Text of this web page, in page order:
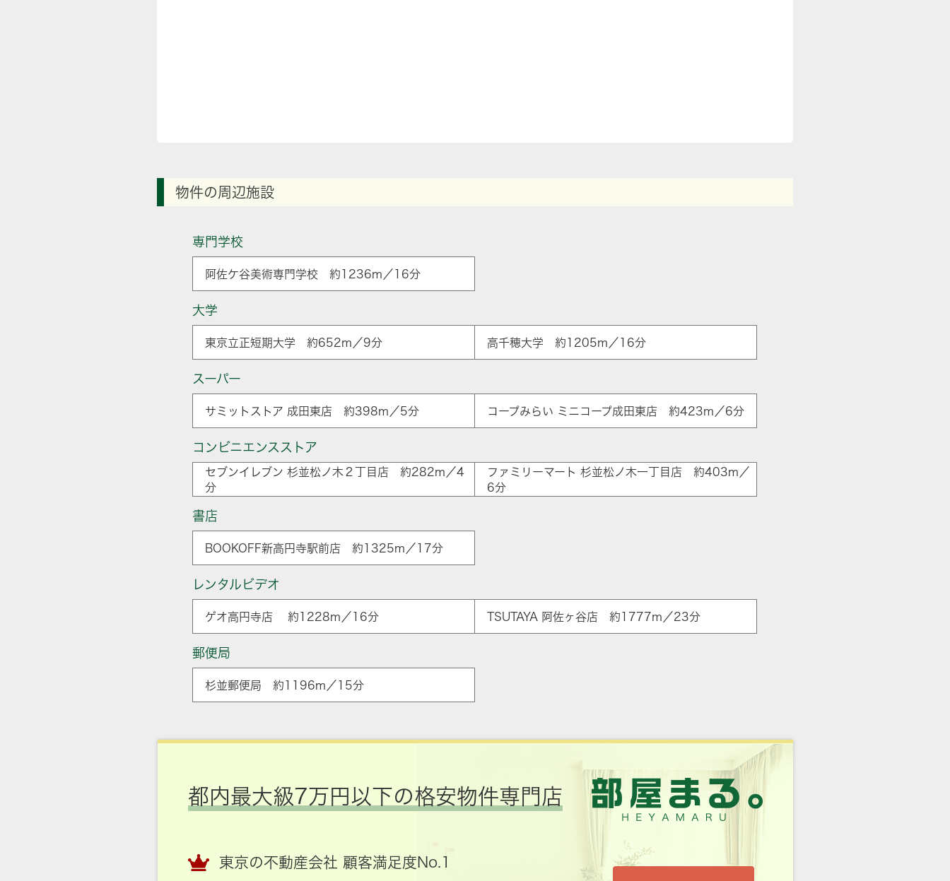
物件の周辺施設
専門学校
阿佐ケ谷美術専門学校 約1236m／16分
大学
東京立正短期大学 約652m／9分 高千穂大学 約1205m／16分
スーパー
サミットストア 成田東店 約398m／5分 コープみらい ミニコープ成田東店 約423m／6分
コンビニエンスストア
セブンイレブン 杉並松ノ木２丁目店 約282m／4
分
ファミリーマート 杉並松ノ木一丁目店 約403m／
6分
書店
BOOKOFF新高円寺駅前店 約1325m／17分
レンタルビデオ
ゲオ高円寺店 約1228m／16分 TSUTAYA 阿佐ヶ谷店 約1777m／23分
郵便局
杉並郵便局 約1196m／15分
都内最大級7万円以下の格安物件専門店
東京の不動産会社 顧客満足度No.1